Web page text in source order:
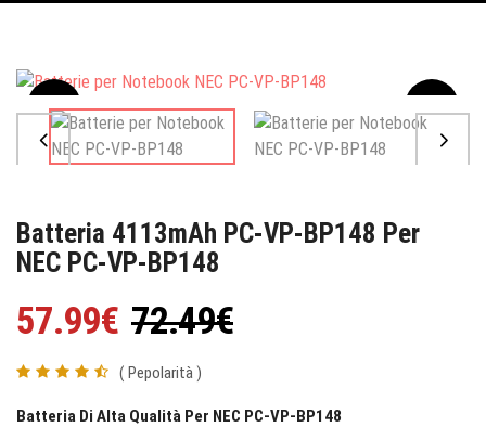
Sale
Batteria 4113mAh PC-VP-BP148 Per
NEC PC-VP-BP148
57.99€ 72.49€
( Pepolarità )
Batteria Di Alta Qualità Per NEC PC-VP-BP148